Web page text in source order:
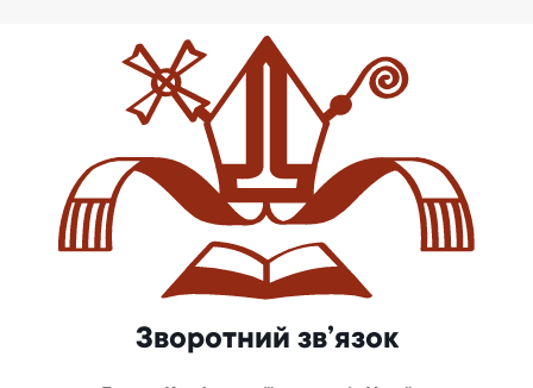
Зворотний зв’язок